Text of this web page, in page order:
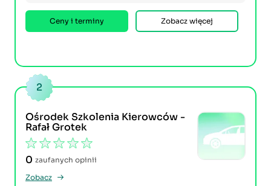
Ceny i terminy Zobacz więcej
2
Ośrodek Szkolenia Kierowców -
Rafał Grotek
0 zaufanych opinii
Zobacz